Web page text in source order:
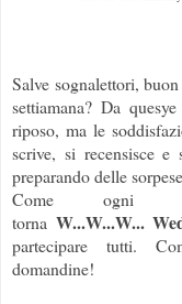
Salve sognalettori,
settiamana? Da
riposo, ma le
scrive, si recensisce
preparando delle
Come ogni
torna W...W...W...
partecipare tutti.
domandine!